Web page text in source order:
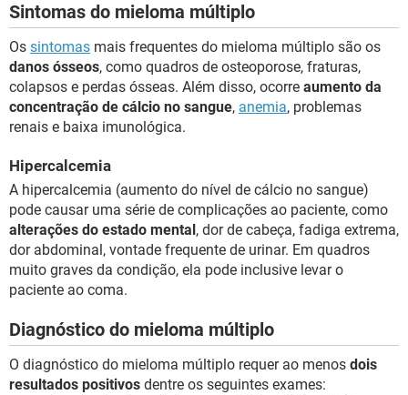
Sintomas do mieloma múltiplo
Os sintomas mais frequentes do mieloma múltiplo são os
danos ósseos, como quadros de osteoporose, fraturas,
colapsos e perdas ósseas. Além disso, ocorre aumento da
concentração de cálcio no sangue, anemia, problemas
renais e baixa imunológica.
Hipercalcemia
A hipercalcemia (aumento do nível de cálcio no sangue)
pode causar uma série de complicações ao paciente, como
alterações do estado mental, dor de cabeça, fadiga extrema,
dor abdominal, vontade frequente de urinar. Em quadros
muito graves da condição, ela pode inclusive levar o
paciente ao coma.
Diagnóstico do mieloma múltiplo
O diagnóstico do mieloma múltiplo requer ao menos dois
resultados positivos dentre os seguintes exames: